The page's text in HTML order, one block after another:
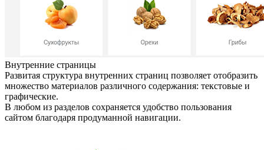
Внутренние страницы
Развитая структура внутренних страниц позволяет отобразить
множество материалов различного содержания: текстовые и
графические.
В любом из разделов сохраняется удобство пользования
сайтом благодаря продуманной навигации.